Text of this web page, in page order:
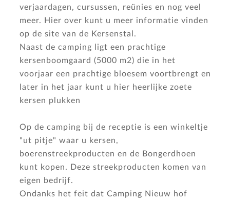
verjaardagen, cursussen, reünies en nog veel
meer. Hier over kunt u meer informatie vinden
op de site van de Kersenstal.
Naast de camping ligt een prachtige
kersenboomgaard (5000 m2) die in het
voorjaar een prachtige bloesem voortbrengt en
later in het jaar kunt u hier heerlijke zoete
kersen plukken
Op de camping bij de receptie is een winkeltje
"ut pitje" waar u kersen,
boerenstreekproducten en de Bongerdhoen
kunt kopen. Deze streekproducten komen van
eigen bedrijf.
Ondanks het feit dat Camping Nieuw hof